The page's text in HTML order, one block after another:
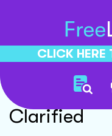
CLICK HERE
Legal
Clarified